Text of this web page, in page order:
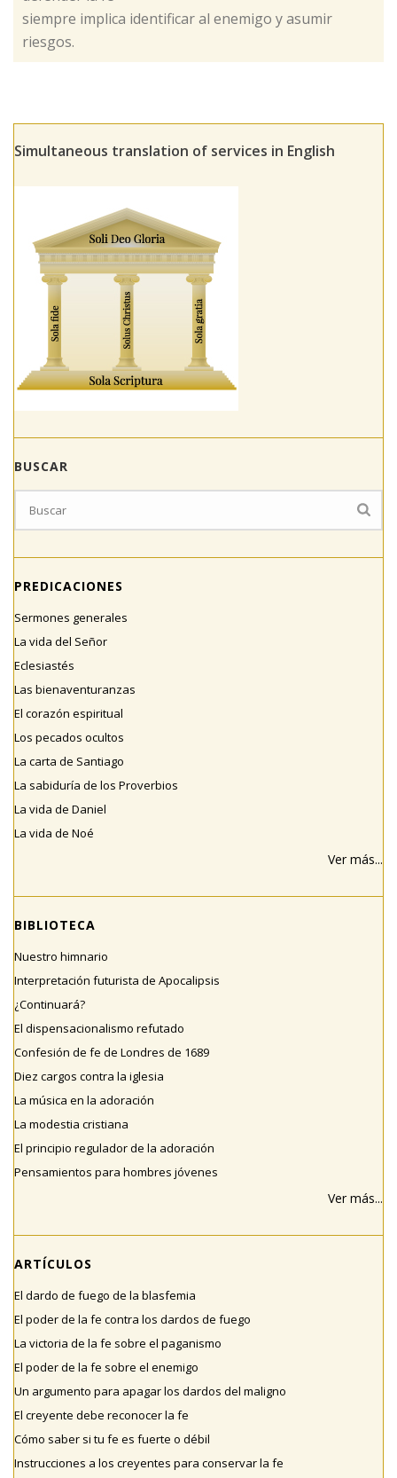
siempre implica identificar al enemigo y asumir
riesgos.
Simultaneous translation of services in English
BUSCAR
PREDICACIONES
Sermones generales
La vida del Señor
Eclesiastés
Las bienaventuranzas
El corazón espiritual
Los pecados ocultos
La carta de Santiago
La sabiduría de los Proverbios
La vida de Daniel
La vida de Noé
Ver más...
BIBLIOTECA
Nuestro himnario
Interpretación futurista de Apocalipsis
¿Continuará?
El dispensacionalismo refutado
Confesión de fe de Londres de 1689
Diez cargos contra la iglesia
La música en la adoración
La modestia cristiana
El principio regulador de la adoración
Pensamientos para hombres jóvenes
Ver más...
ARTÍCULOS
El dardo de fuego de la blasfemia
El poder de la fe contra los dardos de fuego
La victoria de la fe sobre el paganismo
El poder de la fe sobre el enemigo
Un argumento para apagar los dardos del maligno
El creyente debe reconocer la fe
Cómo saber si tu fe es fuerte o débil
Instrucciones a los creyentes para conservar la fe